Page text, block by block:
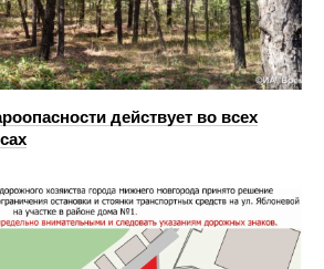
действует во всех